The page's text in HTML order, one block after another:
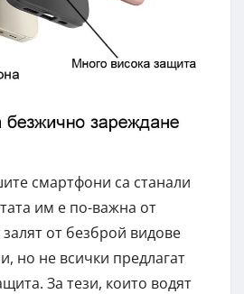
смартфони са станали
им е по-важна от
от безброй видове
но не всички предлагат
За тези, които водят